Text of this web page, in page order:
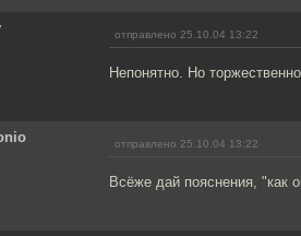
отправлено 25.10.04 13:22
Непонятно. Но
отправлено 25.10.04 13:22
Всёже дай пояснения, "как